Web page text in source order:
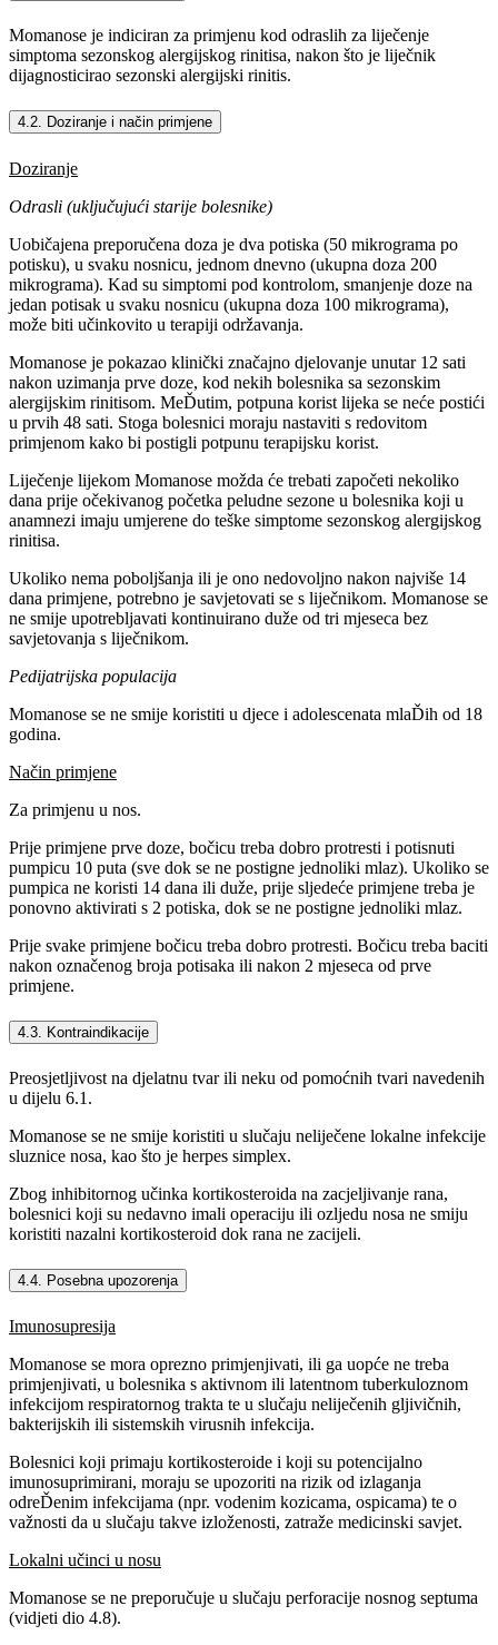
Momanose je indiciran za primjenu kod odraslih za liječenje
simptoma sezonskog alergijskog rinitisa, nakon što je liječnik
dijagnosticirao sezonski alergijski rinitis.
4.2. Doziranje i način primjene
Doziranje
Odrasli (uključujući starije bolesnike)
Uobičajena preporučena doza je dva potiska (50 mikrograma po
potisku), u svaku nosnicu, jednom dnevno (ukupna doza 200
mikrograma). Kad su simptomi pod kontrolom, smanjenje doze na
jedan potisak u svaku nosnicu (ukupna doza 100 mikrograma),
može biti učinkovito u terapiji održavanja.
Momanose je pokazao klinički značajno djelovanje unutar 12 sati
nakon uzimanja prve doze, kod nekih bolesnika sa sezonskim
alergijskim rinitisom. MeĎutim, potpuna korist lijeka se neće postići
u prvih 48 sati. Stoga bolesnici moraju nastaviti s redovitom
primjenom kako bi postigli potpunu terapijsku korist.
Liječenje lijekom Momanose možda će trebati započeti nekoliko
dana prije očekivanog početka peludne sezone u bolesnika koji u
anamnezi imaju umjerene do teške simptome sezonskog alergijskog
rinitisa.
Ukoliko nema poboljšanja ili je ono nedovoljno nakon najviše 14
dana primjene, potrebno je savjetovati se s liječnikom. Momanose se
ne smije upotrebljavati kontinuirano duže od tri mjeseca bez
savjetovanja s liječnikom.
Pedijatrijska populacija
Momanose se ne smije koristiti u djece i adolescenata mlaĎih od 18
godina.
Način primjene
Za primjenu u nos.
Prije primjene prve doze, bočicu treba dobro protresti i potisnuti
pumpicu 10 puta (sve dok se ne postigne jednoliki mlaz). Ukoliko se
pumpica ne koristi 14 dana ili duže, prije sljedeće primjene treba je
ponovno aktivirati s 2 potiska, dok se ne postigne jednoliki mlaz.
Prije svake primjene bočicu treba dobro protresti. Bočicu treba baciti
nakon označenog broja potisaka ili nakon 2 mjeseca od prve
primjene.
4.3. Kontraindikacije
Preosjetljivost na djelatnu tvar ili neku od pomoćnih tvari navedenih
u dijelu 6.1.
Momanose se ne smije koristiti u slučaju neliječene lokalne infekcije
sluznice nosa, kao što je herpes simplex.
Zbog inhibitornog učinka kortikosteroida na zacjeljivanje rana,
bolesnici koji su nedavno imali operaciju ili ozljedu nosa ne smiju
koristiti nazalni kortikosteroid dok rana ne zacijeli.
4.4. Posebna upozorenja
Imunosupresija
Momanose se mora oprezno primjenjivati, ili ga uopće ne treba
primjenjivati, u bolesnika s aktivnom ili latentnom tuberkuloznom
infekcijom respiratornog trakta te u slučaju neliječenih gljivičnih,
bakterijskih ili sistemskih virusnih infekcija.
Bolesnici koji primaju kortikosteroide i koji su potencijalno
imunosuprimirani, moraju se upozoriti na rizik od izlaganja
odreĎenim infekcijama (npr. vodenim kozicama, ospicama) te o
važnosti da u slučaju takve izloženosti, zatraže medicinski savjet.
Lokalni učinci u nosu
Momanose se ne preporučuje u slučaju perforacije nosnog septuma
(vidjeti dio 4.8).